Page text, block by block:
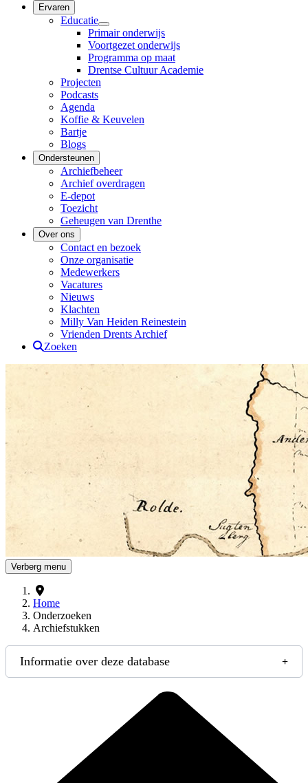
Ervaren
Educatie
Primair onderwijs
Voortgezet onderwijs
Programma op maat
Drentse Cultuur Academie
Projecten
Podcasts
Agenda
Koffie & Keuvelen
Bartje
Blogs
Ondersteunen
Archiefbeheer
Archief overdragen
E-depot
Toezicht
Geheugen van Drenthe
Over ons
Contact en bezoek
Onze organisatie
Medewerkers
Vacatures
Nieuws
Klachten
Milly Van Heiden Reinestein
Vrienden Drents Archief
Zoeken
Drents Archief
Verberg menu
Home
Onderzoeken
Archiefstukken
Informatie over deze database